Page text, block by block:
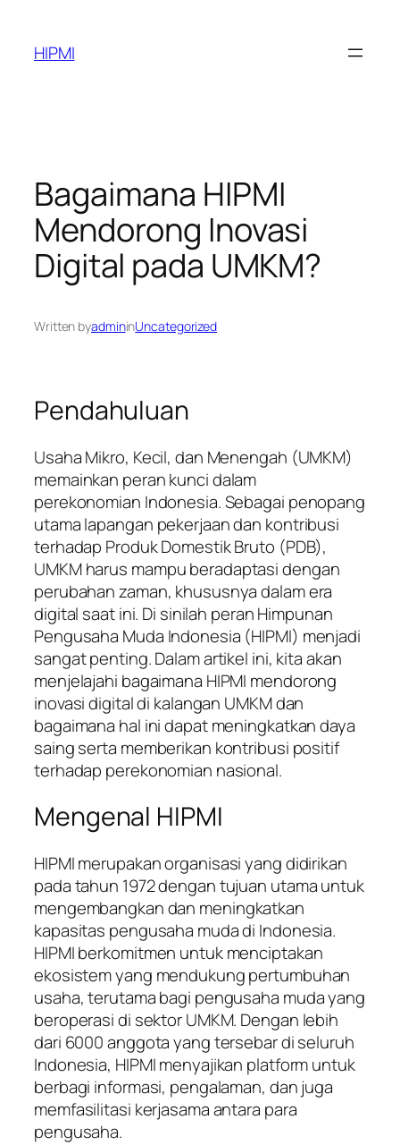
content
HIPMI
Bagaimana HIPMI
Mendorong Inovasi
Digital pada UMKM?
Written byadmininUncategorized
Pendahuluan
Usaha Mikro, Kecil, dan Menengah (UMKM)
memainkan peran kunci dalam
perekonomian Indonesia. Sebagai penopang
utama lapangan pekerjaan dan kontribusi
terhadap Produk Domestik Bruto (PDB),
UMKM harus mampu beradaptasi dengan
perubahan zaman, khususnya dalam era
digital saat ini. Di sinilah peran Himpunan
Pengusaha Muda Indonesia (HIPMI) menjadi
sangat penting. Dalam artikel ini, kita akan
menjelajahi bagaimana HIPMI mendorong
inovasi digital di kalangan UMKM dan
bagaimana hal ini dapat meningkatkan daya
saing serta memberikan kontribusi positif
terhadap perekonomian nasional.
Mengenal HIPMI
HIPMI merupakan organisasi yang didirikan
pada tahun 1972 dengan tujuan utama untuk
mengembangkan dan meningkatkan
kapasitas pengusaha muda di Indonesia.
HIPMI berkomitmen untuk menciptakan
ekosistem yang mendukung pertumbuhan
usaha, terutama bagi pengusaha muda yang
beroperasi di sektor UMKM. Dengan lebih
dari 6000 anggota yang tersebar di seluruh
Indonesia, HIPMI menyajikan platform untuk
berbagi informasi, pengalaman, dan juga
memfasilitasi kerjasama antara para
pengusaha.